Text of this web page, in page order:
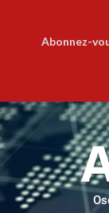
Abonnez-